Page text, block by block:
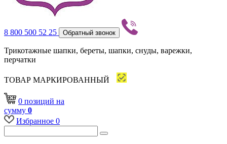
8 800 500 52 25 Обратный звонок
Трикотажные шапки, береты, шапки, снуды, варежки,
перчатки
ТОВАР МАРКИРОВАННЫЙ
0 позиций на
сумму 0
Избранное 0